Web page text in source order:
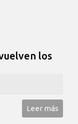
los
Leer más